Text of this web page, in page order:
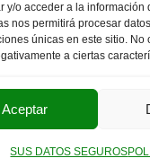
y/o acceder a la
nos permitirá procesar
únicas en este sitio.
a ciertas
Aceptar
SUS DATOS SEGUROS